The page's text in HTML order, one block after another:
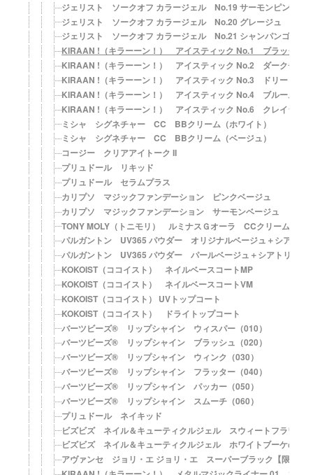
ジェリスト ソークオフ カラージェル No.19 サーモンピンク
ジェリスト ソークオフ カラージェル No.20 グレージュ
ジェリスト ソークオフ カラージェル No.21 シャンパンゴール
KIRAAN !（キラーーン！） アイスティック No.1 ブラックパ
KIRAAN !（キラーーン！） アイスティック No.2 ダークチョ
KIRAAN !（キラーーン！） アイスティック No.3 ドリーミー
KIRAAN !（キラーーン！） アイスティック No.4 ブルームーン
KIRAAN !（キラーーン！） アイスティック No.6 クレイジー
ミシャ シグネチャー CC BBクリーム（ホワイト）
ミシャ シグネチャー CC BBクリーム（ベージュ）
コージー クリアアイトーク II
プリュドール リキッド
プリュドール セラムプラス
カリプソ マジックファンデーション ピンクベージュ
カリプソ マジックファンデーション サーモンベージュ
TONY MOLY（トニモリ） ルミナスＧオーラ CCクリーム
パルガントン UV365 パウダー オリジナルベージュ＋シアトリ
パルガントン UV365 パウダー パールベージュ＋シアトリカル
KOKOIST（ココイスト） ネイルベースコートMP
KOKOIST（ココイスト） ネイルベースコートVM
KOKOIST（ココイスト） UVトップコート
KOKOIST（ココイスト） ドライトップコート
バーツビーズ® リップシャイン ウィスパー（010）
バーツビーズ® リップシャイン ブラッシュ（020）
バーツビーズ® リップシャイン ウィンク（030）
バーツビーズ® リップシャイン フラッター（040）
バーツビーズ® リップシャイン パッカー（050）
バーツビーズ® リップシャイン スムーチ（060）
プリュドール ネイキッド
ビズビズ ネイル＆キューティクルジェル スウィートフラワー
ビズビズ ネイル＆キューティクルジェル ホワイトブーケの香り
アヴァンセ ジョリ・エ ジョリ・エ スーパーブラック【限定品